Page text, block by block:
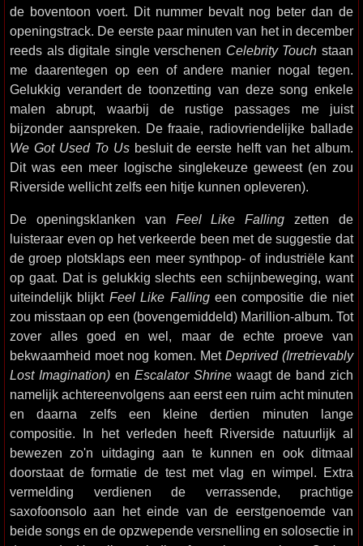
de boventoon voert. Dit nummer bevalt nog beter dan de
openingstrack. De eerste paar minuten van het in december
reeds als digitale single verschenen Celebrity Touch staan
me daarentegen op een of andere manier nogal tegen.
Gelukkig verandert de toonzetting van deze song enkele
malen abrupt, waarbij de rustige passages me juist
bijzonder aanspreken. De fraaie, radiovriendelijke ballade
We Got Used To Usbesluit de eerste helft van het album.
Dit was een meer logische singlekeuze geweest (en zou
Riverside wellicht zelfs een hitje kunnen opleveren).
De openingsklanken van Feel Like Falling zetten de
luisteraar even op het verkeerde been met de suggestie dat
de groep plotsklaps een meer synthpop- of industriële kant
op gaat. Dat is gelukkig slechts een schijnbeweging, want
uiteindelijk blijkt Feel Like Fallingeen compositie die niet
zou misstaan op een (bovengemiddeld) Marillion-album. Tot
zover alles goed en wel, maar de echte proeve van
bekwaamheid moet nog komen. Met Deprived (Irretrievably
Lost Imagination) en Escalator Shrine waagt de band zich
namelijk achtereenvolgens aan eerst een ruim acht minuten
en daarna zelfs een kleine dertien minuten lange
compositie. In het verleden heeft Riverside natuurlijk al
bewezen zo'n uitdaging aan te kunnen en ook ditmaal
doorstaat de formatie de test met vlag en wimpel. Extra
vermelding verdienen de verrassende, prachtige
saxofoonsolo aan het einde van de eerstgenoemde van
beide songs en de opzwepende versnelling en solosectie in